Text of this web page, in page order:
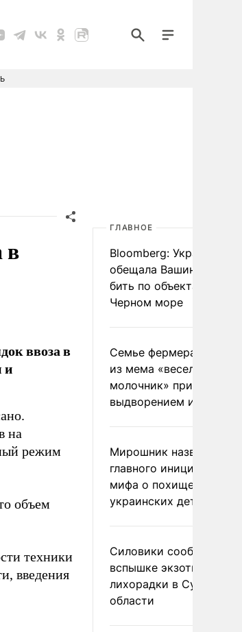
в
ввоза в
и
на
режим
объем
техники
введения
ГЛАВНОЕ
Bloomberg: Украина
обещала Вашингтону не
бить по объектам КТК в
Черном море
Семье фермера
из мема «веселый
молочник» пригрозили
выдворением из
Мирошник назвал
главного инициатора
мифа о похищении
украинских детей
Силовики сообщили о
вспышке экзотической
лихорадки в Сумской
области